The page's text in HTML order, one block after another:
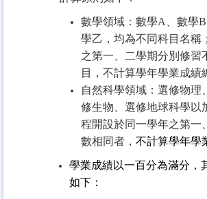
數學領域：數學A 、數學B
學乙，均為不同科目名稱
之第一、二學期分別修習
目，不計算學年學業成績
自然科學領域：選修物理
修生物、選修地球科學以
程開設於同一學年之第一
數相同者， 不計算學年學
學業成績以一百分為滿分，
如下：